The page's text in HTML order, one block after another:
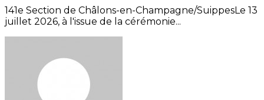
141e Section de Châlons-en-Champagne/SuippesLe 13
juillet 2026, à l'issue de la cérémonie...